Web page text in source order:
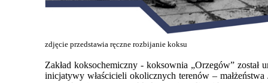
zdjęcie przedstawia ręczne rozbijanie koksu
Zakład koksochemiczny - koksownia „Orzegów”
inicjatywy właścicieli okolicznych terenów –